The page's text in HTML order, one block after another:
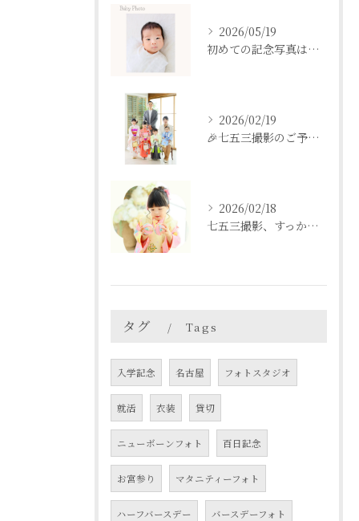
2026/05/19
初めての記念写真はは、DEAR STUDIOで。
2026/02/19
🎉七五三撮影のご予約をご検討中の方へ🎉
2026/02/18
七五三撮影、すっかり忘れてた💦という方も
タグ Tags
入学記念 名古屋 フォトスタジオ
就活 衣装 貸切
ニューボーンフォト 百日記念
お宮参り マタニティーフォト
ハーフバースデー バースデーフォト